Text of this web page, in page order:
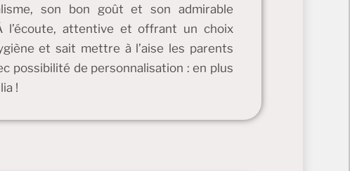
son bon goût et son admirable
l’écoute, attentive et offrant un choix
et sait mettre à l’aise les parents
possibilité de personnalisation : en plus
!